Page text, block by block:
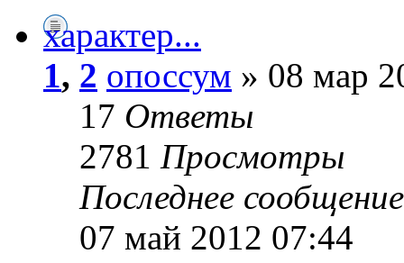
характер...
1, 2 опоссум » 08 мар
17 Ответы
2781 Просмотры
Последнее
07 май 2012 07:44